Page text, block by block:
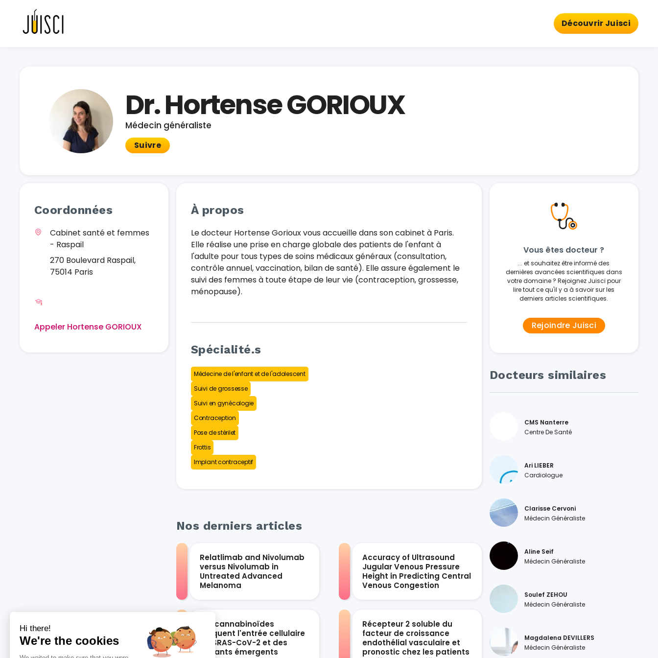
Découvrir Juisci
Dr. Hortense GORIOUX
Médecin généraliste
Suivre
Coordonnées
Cabinet santé et femmes
- Raspail
270 Boulevard Raspail,
75014 Paris
Appeler Hortense GORIOUX
À propos
Le docteur Hortense Gorioux vous accueille dans son cabinet à Paris.
Elle réalise une prise en charge globale des patients de l'enfant à
l'adulte pour tous types de soins médicaux généraux (consultation,
contrôle annuel, vaccination, bilan de santé). Elle assure également le
suivi des femmes à toute étape de leur vie (contraception, grossesse,
ménopause).
Spécialité.s
Médecine de l'enfant et de l'adolescent
Suivi de grossesse
Suivi en gynécologie
Contraception
Pose de stérilet
Frottis
Implant contraceptif
Nos derniers articles
Relatlimab and Nivolumab
versus Nivolumab in
Untreated Advanced
Melanoma
Accuracy of Ultrasound
Jugular Venous Pressure
Height in Predicting Central
Venous Congestion
Les cannabinoïdes
bloquent l'entrée cellulaire
du SRAS-CoV-2 et des
variants émergents
Récepteur 2 soluble du
facteur de croissance
endothélial vasculaire et
pronostic chez les patients
Vous êtes docteur ?
... et souhaitez être informé des
dernières avancées scientifiques dans
votre domaine ? Rejoignez Juisci pour
lire tout ce qu'il y a à savoir sur les
derniers articles scientifiques.
Rejoindre Juisci
Docteurs similaires
CMS Nanterre
Centre De Santé
Ari LIEBER
Cardiologue
Clarisse Cervoni
Médecin Généraliste
Aline Seif
Médecin Généraliste
Soulef ZEHOU
Médecin Généraliste
Magdalena DEVILLERS
Médecin Généraliste
Hi there!
We're the cookies